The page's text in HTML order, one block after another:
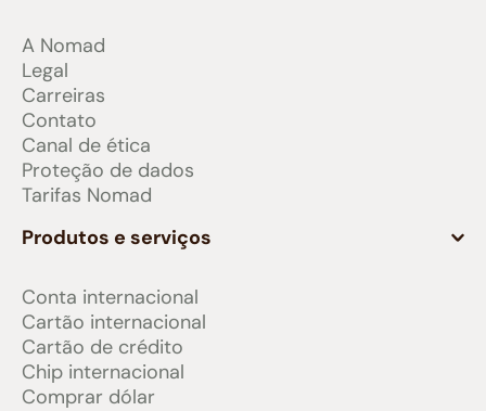
A Nomad
Legal
Carreiras
Contato
Canal de ética
Proteção de dados
Tarifas Nomad
Produtos e serviços
Conta internacional
Cartão internacional
Cartão de crédito
Chip internacional
Comprar dólar